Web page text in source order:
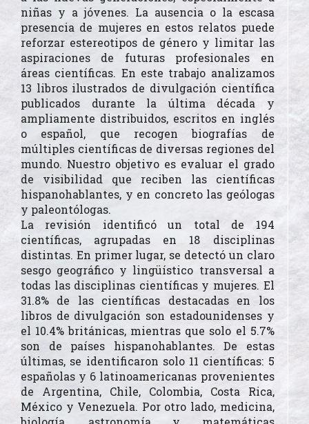
niñas y a jóvenes. La ausencia o la escasa
presencia de mujeres en estos relatos puede
reforzar estereotipos de género y limitar las
aspiraciones de futuras profesionales en
áreas científicas. En este trabajo analizamos
13 libros ilustrados de divulgación científica
publicados durante la última década y
ampliamente distribuidos, escritos en inglés
o español, que recogen biografías de
múltiples científicas de diversas regiones del
mundo. Nuestro objetivo es evaluar el grado
de visibilidad que reciben las científicas
hispanohablantes, y en concreto las geólogas
y paleontólogas.
La revisión identificó un total de 194
científicas, agrupadas en 18 disciplinas
distintas. En primer lugar, se detectó un claro
sesgo geográfico y lingüístico transversal a
todas las disciplinas científicas y mujeres. El
31.8% de las científicas destacadas en los
libros de divulgación son estadounidenses y
el 10.4% británicas, mientras que solo el 5.7%
son de países hispanohablantes. De estas
últimas, se identificaron solo 11 científicas: 5
españolas y 6 latinoamericanas provenientes
de Argentina, Chile, Colombia, Costa Rica,
México y Venezuela. Por otro lado, medicina,